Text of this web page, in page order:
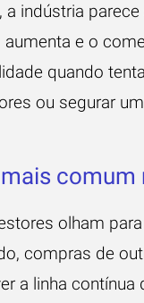
a indústria
aumenta e o
quando
ou segurar
comum
olham
compras de
a linha